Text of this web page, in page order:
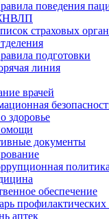
поведения
страховых
подготовки
линия
врачей
здоровье
документы
политика
обеспечение
аптек